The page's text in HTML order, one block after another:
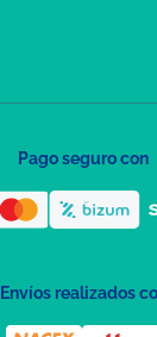
Pago seguro con
Envíos realizados